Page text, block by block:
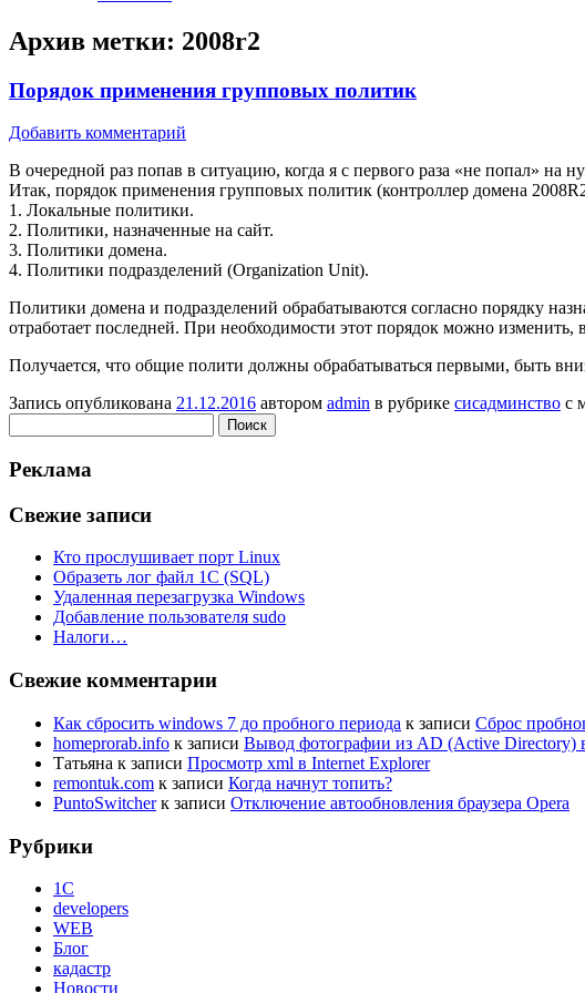
Архив метки: 2008r2
Порядок применения групповых политик
Добавить комментарий
В очередной раз попав в ситуацию, когда я с первого раза «не попал»
Итак, порядок применения групповых политик (контроллер домена
1. Локальные политики.
2. Политики, назначенные на сайт.
3. Политики домена.
4. Политики подразделений (Organization Unit).
Политики домена и подразделений обрабатываются согласно порядку
отработает последней. При необходимости этот порядок можно
Получается, что общие полити должны обрабатываться первыми, быть
Запись опубликована 21.12.2016 автором admin в рубрике сисадминство с
Реклама
Свежие записи
Кто прослушивает порт Linux
Образеть лог файл 1С (SQL)
Удаленная перезагрузка Windows
Добавление пользователя sudo
Налоги…
Свежие комментарии
Как сбросить windows 7 до пробного периода к записи Сброс
homeprorab.info к записи Вывод фотографии из AD (Active Directory)
Татьяна к записи Просмотр xml в Internet Explorer
remontuk.com к записи Когда начнут топить?
PuntoSwitcherк записи Отключение автообновления браузера Opera
Рубрики
1С
developers
WEB
Блог
кадастр
Новости